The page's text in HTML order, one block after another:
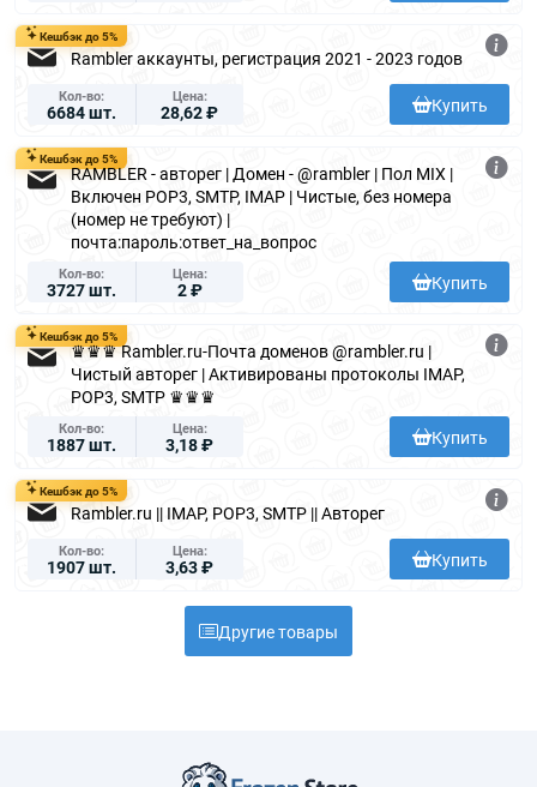
Кешбэк до 5%
Rambler аккаунты, регистрация 2021 - 2023 годов
Кол-во
6684 шт.
Цена
28,62 ₽ Купить
Кешбэк до 5%
RAMBLER - авторег | Домен - @rambler | Пол MIX |
Включен POP3, SMTP, IMAP | Чистые, без номера
(номер не требуют) |
почта:пароль:ответ_на_вопрос
Кол-во
3727 шт.
Цена
2 ₽ Купить
Кешбэк до 5%
♛♛♛ Rambler.ru-Почта доменов @rambler.ru |
Чистый авторег | Активированы протоколы IMAP,
POP3, SMTP ♛♛♛
Кол-во
1887 шт.
Цена
3,18 ₽ Купить
Кешбэк до 5%
Rambler.ru || IMAP, POP3, SMTP || Авторег
Кол-во
1907 шт.
Цена
3,63 ₽ Купить
Другие товары